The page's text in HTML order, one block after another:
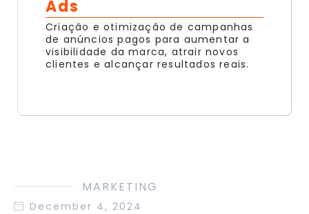
Ads
Criação e otimização de campanhas
de anúncios pagos para aumentar a
visibilidade da marca, atrair novos
clientes e alcançar resultados reais.
MARKETING
December 4, 2024